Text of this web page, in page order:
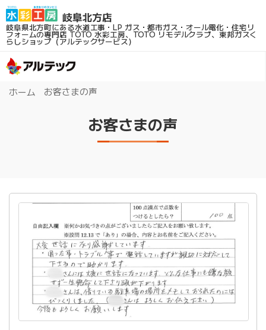
岐阜県北方町にある水道工事・LP ガス・都市ガス・オール電化・住宅リ
フォームの専門店TOTO 水彩工房、TOTO リモデルクラブ、東邦ガスく
らしショップ（アルテックサービス）
ホーム お客さまの声
お客さまの声